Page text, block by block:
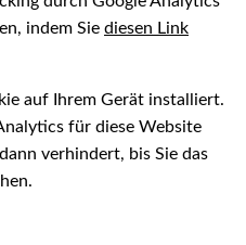
indem Sie diesen Link
auf Ihrem Gerät installiert.
für diese Website
verhindert, bis Sie das